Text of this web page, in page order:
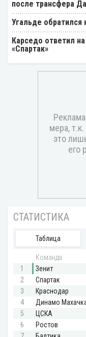
после трансфера
Угальде обратился
Карседо ответил
«Спартак»